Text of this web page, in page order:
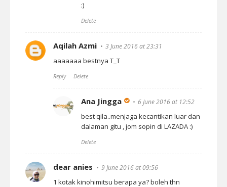
:)
Delete
Aqilah Azmi 3 June 2016 at 23:31
aaaaaaa bestnya T_T
Reply Delete
Ana Jingga 6 June 2016 at 12:52
best qila..menjaga kecantikan luar dan
dalaman gitu , jom sopin di LAZADA :)
Delete
dear anies 9 June 2016 at 09:56
1 kotak kinohimitsu berapa ya? boleh thn